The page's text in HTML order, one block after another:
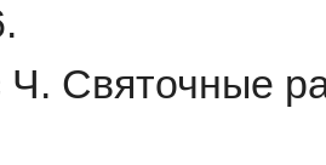
Ч. Святочные